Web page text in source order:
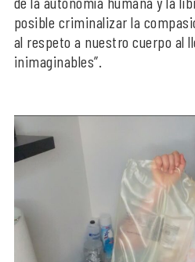
posible criminalizar la
al respeto a nuestro cuerpo al
inimaginables”.